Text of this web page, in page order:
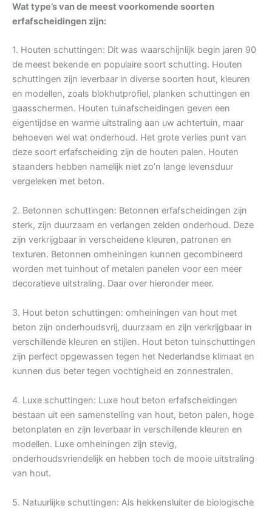
Wat type’s van de meest voorkomende soorten
erfafscheidingen zijn:
1. Houten schuttingen: Dit was waarschijnlijk begin jaren 90
de meest bekende en populaire soort schutting. Houten
schuttingen zijn leverbaar in diverse soorten hout, kleuren
en modellen, zoals blokhutprofiel, planken schuttingen en
gaasschermen. Houten tuinafscheidingen geven een
eigentijdse en warme uitstraling aan uw achtertuin, maar
behoeven wel wat onderhoud. Het grote verlies punt van
deze soort erfafscheiding zijn de houten palen. Houten
staanders hebben namelijk niet zo’n lange levensduur
vergeleken met beton.
2. Betonnen schuttingen: Betonnen erfafscheidingen zijn
sterk, zijn duurzaam en verlangen zelden onderhoud. Deze
zijn verkrijgbaar in verscheidene kleuren, patronen en
texturen. Betonnen omheiningen kunnen gecombineerd
worden met tuinhout of metalen panelen voor een meer
decoratieve uitstraling. Daar over hieronder meer.
3. Hout beton schuttingen: omheiningen van hout met
beton zijn onderhoudsvrij, duurzaam en zijn verkrijgbaar in
verschillende kleuren en stijlen. Hout beton tuinschuttingen
zijn perfect opgewassen tegen het Nederlandse klimaat en
kunnen dus beter tegen vochtigheid en zonnestralen.
4. Luxe schuttingen: Luxe hout beton erfafscheidingen
bestaan uit een samenstelling van hout, beton palen, hoge
betonplaten en zijn leverbaar in verschillende kleuren en
modellen. Luxe omheiningen zijn stevig,
onderhoudsvriendelijk en hebben toch de mooie uitstraling
van hout.
5. Natuurlijke schuttingen: Als hekkensluiter de biologische